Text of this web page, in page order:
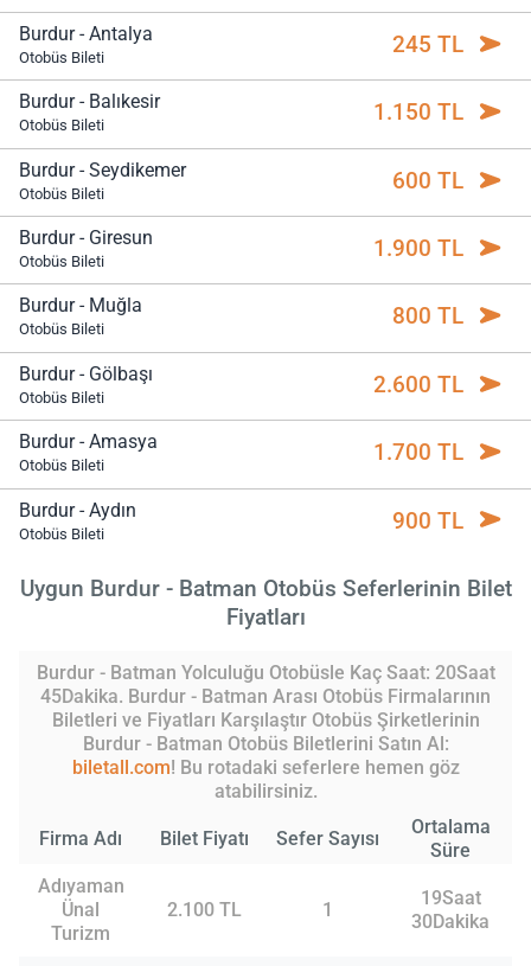
Burdur - Antalya
Otobüs Bileti 245 TL
Burdur - Balıkesir
Otobüs Bileti 1.150 TL
Burdur - Seydikemer
Otobüs Bileti 600 TL
Burdur - Giresun
Otobüs Bileti 1.900 TL
Burdur - Muğla
Otobüs Bileti 800 TL
Burdur - Gölbaşı
Otobüs Bileti 2.600 TL
Burdur - Amasya
Otobüs Bileti 1.700 TL
Burdur - Aydın
Otobüs Bileti 900 TL
Uygun Burdur - Batman Otobüs Seferlerinin Bilet
Fiyatları
Burdur - Batman Yolculuğu Otobüsle Kaç Saat: 20Saat
45Dakika. Burdur - Batman Arası Otobüs Firmalarının
Biletleri ve Fiyatları Karşılaştır Otobüs Şirketlerinin
Burdur - Batman Otobüs Biletlerini Satın Al:
biletall.com! Bu rotadaki seferlere hemen göz
atabilirsiniz.
Firma Adı Bilet Fiyatı Sefer Sayısı
Ortalama
Süre
Adıyaman
Ünal
Turizm
2.100 TL 1
19Saat
30Dakika